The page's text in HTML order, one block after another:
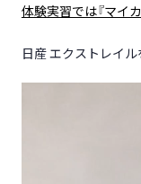
体験実習では『マイ
日産 エクストレイ